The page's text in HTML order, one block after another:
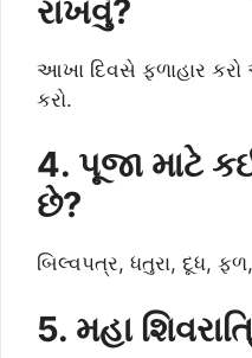
રાખવું?
આખા દિવસે ફળાહાર
કરો.
4. પૂજા માટે
છે?
બિલ્વપત્ર, ધતુરા, દૂધ,
5. મહા